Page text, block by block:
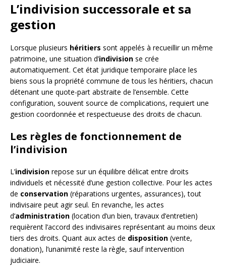
L’indivision successorale et sa
gestion
Lorsque plusieurs héritiers sont appelés à recueillir un même
patrimoine, une situation d’indivision se crée
automatiquement. Cet état juridique temporaire place les
biens sous la propriété commune de tous les héritiers, chacun
détenant une quote-part abstraite de l’ensemble. Cette
configuration, souvent source de complications, requiert une
gestion coordonnée et respectueuse des droits de chacun.
Les règles de fonctionnement de
l’indivision
L’indivision repose sur un équilibre délicat entre droits
individuels et nécessité d’une gestion collective. Pour les actes
de conservation (réparations urgentes, assurances), tout
indivisaire peut agir seul. En revanche, les actes
d’administration (location d’un bien, travaux d’entretien)
requièrent l’accord des indivisaires représentant au moins deux
tiers des droits. Quant aux actes de disposition (vente,
donation), l’unanimité reste la règle, sauf intervention
judiciaire.